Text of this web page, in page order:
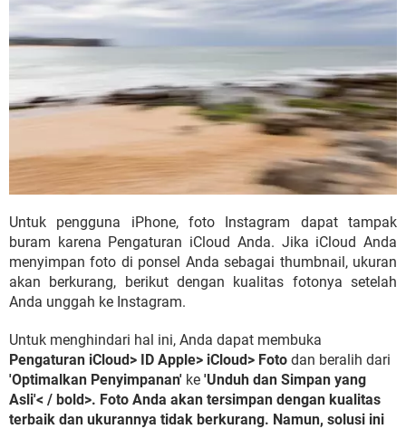
Untuk pengguna iPhone, foto Instagram dapat tampak
buram karena Pengaturan iCloud Anda. Jika iCloud Anda
menyimpan foto di ponsel Anda sebagai thumbnail, ukuran
akan berkurang, berikut dengan kualitas fotonya setelah
Anda unggah ke Instagram.
Untuk menghindari hal ini, Anda dapat membuka
Pengaturan iCloud> ID Apple> iCloud> Foto dan beralih dari
'Optimalkan Penyimpanan' ke 'Unduh dan Simpan yang
Asli'< / bold>. Foto Anda akan tersimpan dengan kualitas
terbaik dan ukurannya tidak berkurang. Namun, solusi ini